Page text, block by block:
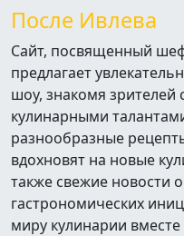
После Ивлева
Сайт, посвященный
предлагает
шоу, знакомя зрителей
кулинарными
разнообразные
вдохновят на новые
также свежие новости
гастрономических
миру кулинарии